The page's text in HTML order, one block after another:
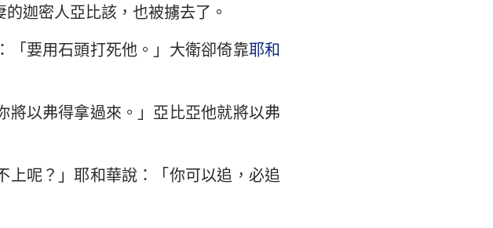
羅尼迦前書 帖撒羅尼迦後書
太前書 提摩太後書
來書 雅各書
一書 約翰二書
迦密人亞比該，也被擄去了。
「要用石頭打死他。」大衛卻倚靠耶和
將以弗得拿過來。」亞比亞他就將以弗
上呢？」耶和華說：「你可以追，必追